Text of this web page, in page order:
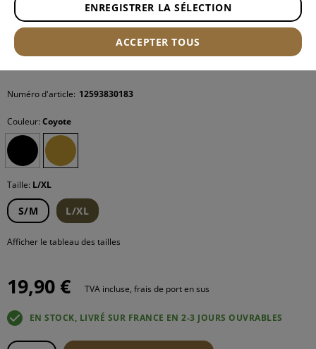
Numéro d'article: 12593830183
Couleur: Coyote
Taille: L/XL
S/M L/XL
Afficher le tableau des tailles
19,90 € TVA incluse, frais de port en sus
EN STOCK, LIVRÉ SUR FRANCE EN 2-3 JOURS OUVRABLES
ENREGISTRER LA SÉLECTION
ACCEPTER TOUS